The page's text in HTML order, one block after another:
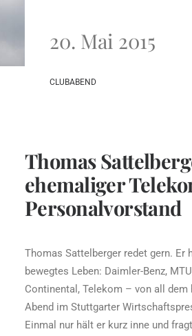
20. Mai 2015
CLUBABEND
Thomas
ehemaliger
Personalvorstand
Thomas Sattelberger redet gern. Er
bewegtes Leben: Daimler-Benz,
Continental, Telekom – von all dem
Abend im Stuttgarter
Einmal nur hält er kurz inne und